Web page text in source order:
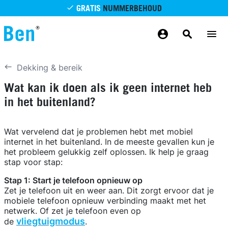
Overslaan en naar de inhoud gaan
GRATIS NUMMERBEHOUD
Dekking & bereik
Wat kan ik doen als ik geen internet heb
in het buitenland?
Wat vervelend dat je problemen hebt met mobiel
internet in het buitenland. In de meeste gevallen kun je
het probleem gelukkig zelf oplossen. Ik help je graag
stap voor stap:
Stap 1: Start je telefoon opnieuw op
Zet je telefoon uit en weer aan. Dit zorgt ervoor dat je
mobiele telefoon opnieuw verbinding maakt met het
netwerk. Of zet je telefoon even op
de vliegtuigmodus.